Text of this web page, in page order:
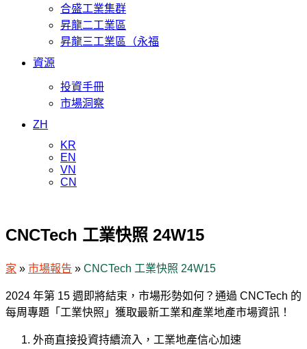
合盛工業集群
昇龍二工業區
昇龍三工業區（永福
資源
投資手冊
市場洞察
ZH
KR
EN
VN
CN
CNCTech 工業快照 24W15
家 » 市場報告 » CNCTech 工業快照 24W15
2024 年第 15 週即將結束，市場形勢如何？通過 CNCTech 的
每周專題「工業快照」獲取最新工業和產業地產市場資訊！
外商直接投資持續流入，工業地產信心加速